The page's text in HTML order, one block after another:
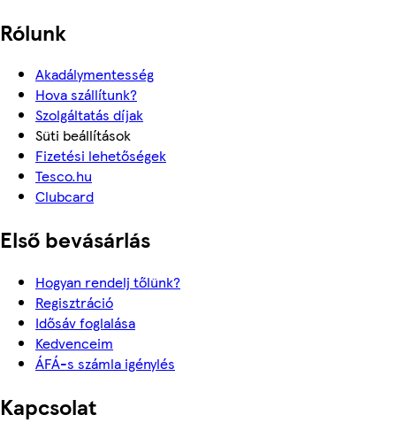
Rólunk
Akadálymentesség
Hova szállítunk?
Szolgáltatás díjak
Süti beállítások
Fizetési lehetőségek
Tesco.hu
Clubcard
Első bevásárlás
Hogyan rendelj tőlünk?
Regisztráció
Idősáv foglalása
Kedvenceim
ÁFÁ-s számla igénylés
Kapcsolat